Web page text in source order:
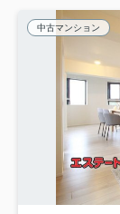
中古マンション